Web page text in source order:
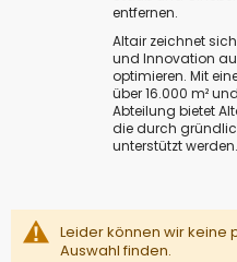
entfernen.
Altair zeichnet
und Innovation
optimieren. Mit
über 16.000 m²
Abteilung bietet
die durch
unterstützt werden.
Leider können wir keine
Auswahl finden.